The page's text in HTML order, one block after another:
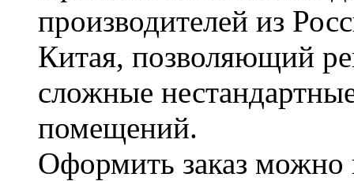
производителей из
Китая, позволяющий
сложные
помещений.
Оформить заказ можно